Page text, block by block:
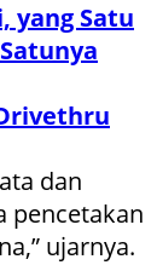
yang Satu
dan
pencetakan
ujarnya.